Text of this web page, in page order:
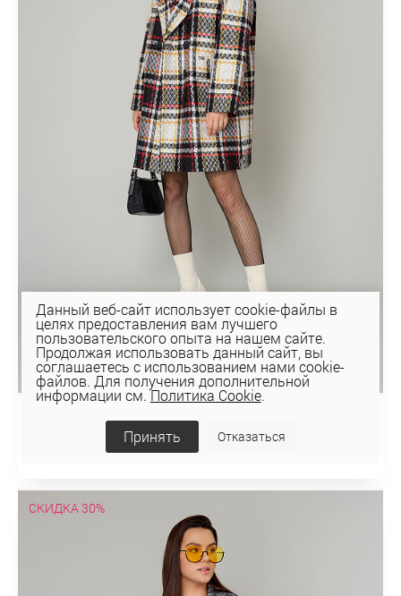
ПАЛЬТО 1-11832-1
206,23 руб294,62 руб
СКИДКА 30%
Данный веб-сайт использует cookie-файлы в
целях предоставления вам лучшего
пользовательского опыта на нашем сайте.
Продолжая использовать данный сайт, вы
соглашаетесь с использованием нами cookie-
файлов. Для получения дополнительной
информации см.Политика Cookie.
Принять Отказаться